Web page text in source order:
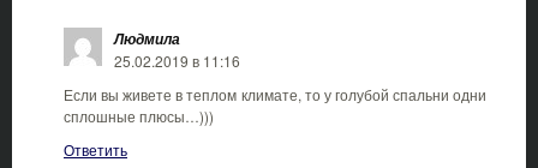
Людмила
25.02.2019 в 11:16
Если вы живете в теплом климате, то у голубой спальни одни
сплошные плюсы…)))
Ответить